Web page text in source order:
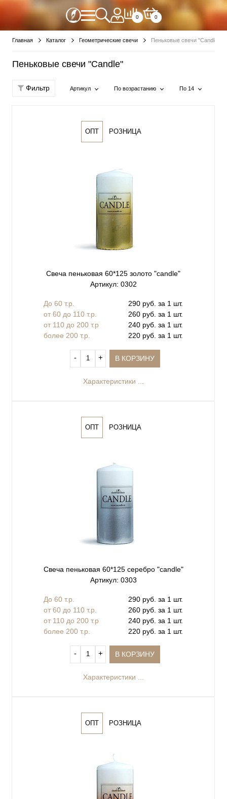
0 0
Главная Каталог Геометрические свечи Пеньковые свечи "Сandle"
Пеньковые свечи "Сandle"
Фильтр Артикул По возрастанию По 14
ОПТ РОЗНИЦА
Свеча пеньковая 60*125 золото "сandle"
Артикул: 0302
До 60 т.р.
290 руб. за 1 шт.
от 60 до 110 т.р.
260 руб. за 1 шт.
от 110 до 200 т.р
240 руб. за 1 шт.
более 200 т.р.
220 руб. за 1 шт.
‐ + В КОРЗИНУ
Характеристики ...
ОПТ РОЗНИЦА
Свеча пеньковая 60*125 серебро "сandle"
Артикул: 0303
До 60 т.р.
290 руб. за 1 шт.
от 60 до 110 т.р.
260 руб. за 1 шт.
от 110 до 200 т.р
240 руб. за 1 шт.
более 200 т.р.
220 руб. за 1 шт.
‐ + В КОРЗИНУ
Характеристики ...
ОПТ РОЗНИЦА